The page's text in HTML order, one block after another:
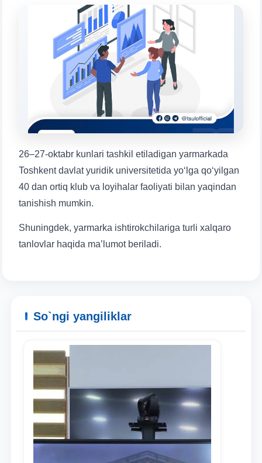
26–27-oktabr kunlari tashkil etiladigan yarmarkada
Toshkent davlat yuridik universitetida yo‘lga qo‘yilgan
40 dan ortiq klub va loyihalar faoliyati bilan yaqindan
tanishish mumkin.
Shuningdek, yarmarka ishtirokchilariga turli xalqaro
tanlovlar haqida ma’lumot beriladi.
So`ngi yangiliklar
Mavzuni tanlang — keyin shu mavzudagi aniq
savollar chiqadi:
1. Hujjatlar (bakalavr) (5)
3. Suhbat (bakalavr) (8)
7. Call-center (4)
9. Magistratura kvotasi (4) ✉️ Adminga yozish